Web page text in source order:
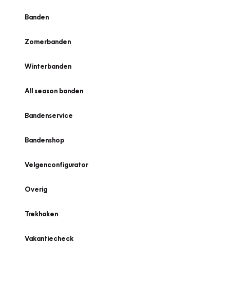
Banden
Zomerbanden
Winterbanden
All season banden
Bandenservice
Bandenshop
Velgenconfigurator
Overig
Trekhaken
Vakantiecheck